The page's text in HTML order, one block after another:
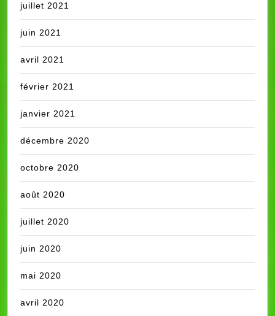
juillet 2021
juin 2021
avril 2021
février 2021
janvier 2021
décembre 2020
octobre 2020
août 2020
juillet 2020
juin 2020
mai 2020
avril 2020